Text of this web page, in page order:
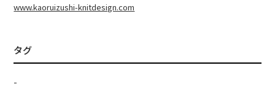
www.kaoruizushi-knitdesign.com
タグ
-